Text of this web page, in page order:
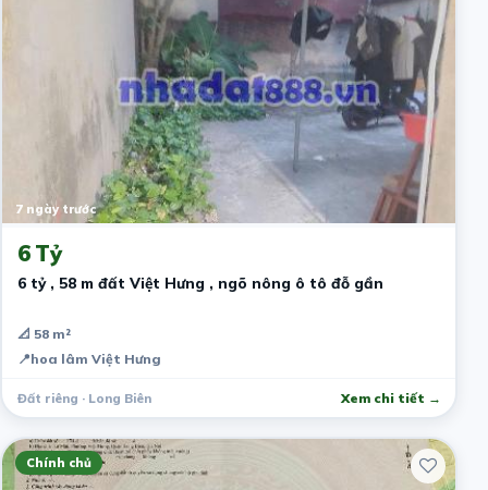
7 ngày trước
6 Tỷ
6 tỷ , 58 m đất Việt Hưng , ngõ nông ô tô đỗ gần
📐 58 m²
📍hoa lâm Việt Hưng
Đất riêng · Long Biên Xem chi tiết →
Chính chủ